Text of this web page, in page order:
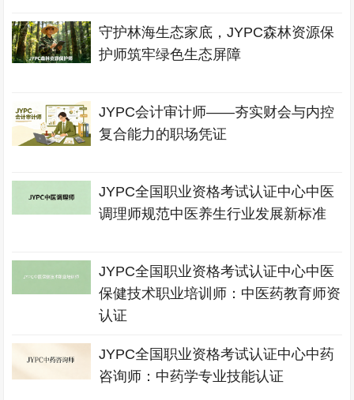
守护林海生态家底，JYPC森林资源保
护师筑牢绿色生态屏障
JYPC会计审计师——夯实财会与内控
复合能力的职场凭证
JYPC全国职业资格考试认证中心中医
调理师规范中医养生行业发展新标准
JYPC全国职业资格考试认证中心中医
保健技术职业培训师：中医药教育师资
认证
JYPC全国职业资格考试认证中心中药
咨询师：中药学专业技能认证